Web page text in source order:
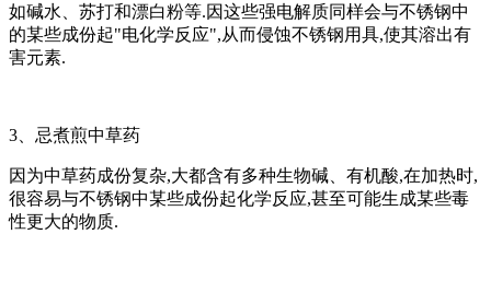
如碱水、苏打和漂白粉等.因这些强电解质同样会与不锈钢中
的某些成份起"电化学反应",从而侵蚀不锈钢用具,使其溶出有
害元素.
3、忌煮煎中草药
因为中草药成份复杂,大都含有多种生物碱、有机酸,在加热时,
很容易与不锈钢中某些成份起化学反应,甚至可能生成某些毒
性更大的物质.